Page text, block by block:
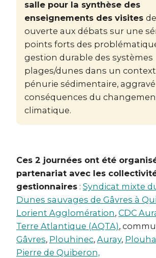
salle pour la synthèse des
enseignements des visites
ouverte aux débats sur une
points forts des
gestion durable des systèmes
plages/dunes dans un
pénurie sédimentaire,
conséquences du
climatique.
Ces 2 journées ont été
partenariat avec les
gestionnaires : Syndicat mixte
Dunes sauvages de Gâvres à
Lorient Agglomération, CDC
Terre Atlantique (AQTA),
Gâvres, Plouhinec, Auray,
Pierre de Quiberon,